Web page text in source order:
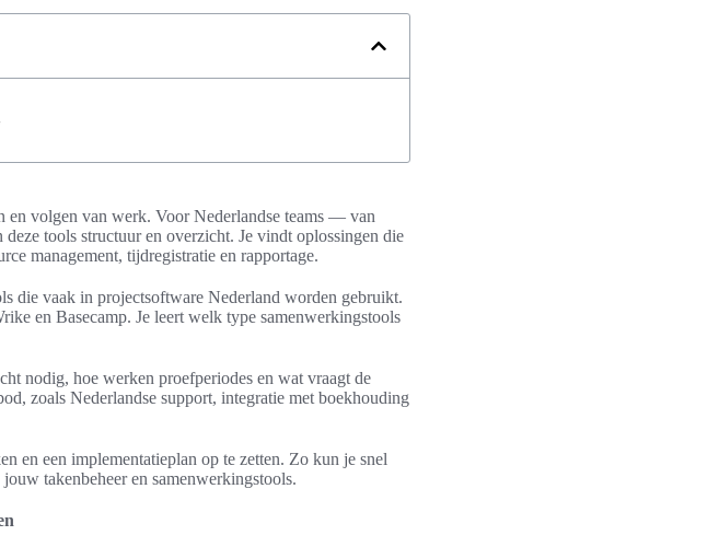
en volgen van werk. Voor Nederlandse teams — van
tools structuur en overzicht. Je vindt oplossingen die
management, tijdregistratie en rapportage.
die vaak in projectsoftware Nederland worden gebruikt.
en Basecamp. Je leert welk type samenwerkingstools
nodig, hoe werken proefperiodes en wat vraagt de
zoals Nederlandse support, integratie met boekhouding
en een implementatieplan op te zetten. Zo kun je snel
takenbeheer en samenwerkingstools.